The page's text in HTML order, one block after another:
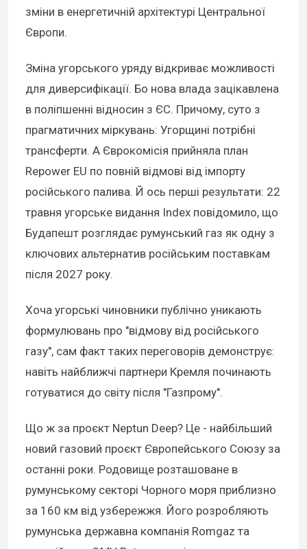
зміни в енергетичній архітектурі Центральної
Європи.
Зміна угорського уряду відкриває можливості
для диверсифікації. Бо нова влада зацікавлена
в поліпшенні відносин з ЄС. Причому, суто з
прагматичних міркувань: Угорщині потрібні
трансферти. А Єврокомісія прийняла план
Repower EU по повній відмові від імпорту
російського палива. Й ось перші результати: 22
травня угорське видання Index повідомило, що
Будапешт розглядає румунський газ як одну з
ключових альтернатив російським поставкам
після 2027 року.
Хоча угорські чиновники публічно уникають
формулювань про "відмову від російського
газу", сам факт таких переговорів демонструє:
навіть найближчі партнери Кремля починають
готуватися до світу після "Газпрому".
Що ж за проєкт Neptun Deep? Це - найбільший
новий газовий проєкт Європейського Союзу за
останні роки. Родовище розташоване в
румунському секторі Чорного моря приблизно
за 160 км від узбережжя. Його розробляють
румунська державна компанія Romgaz та